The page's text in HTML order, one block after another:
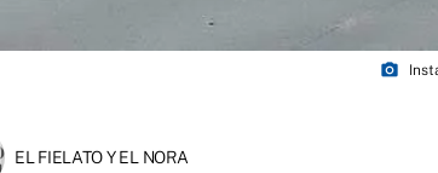
photo_camera
EL FIELATO Y EL NORA